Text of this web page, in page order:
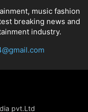
music fashion
breaking news and
industry.
pvt.Ltd